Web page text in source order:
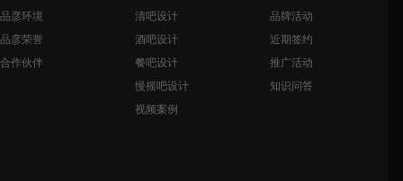
品彦环境
品彦荣誉
合作伙伴
清吧设计
酒吧设计
餐吧设计
慢摇吧设计
视频案例
品牌活动
近期签约
推广活动
知识问答